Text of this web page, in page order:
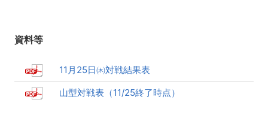
資料等
11月25日㈭対戦結果表
山型対戦表（11/25終了時点）